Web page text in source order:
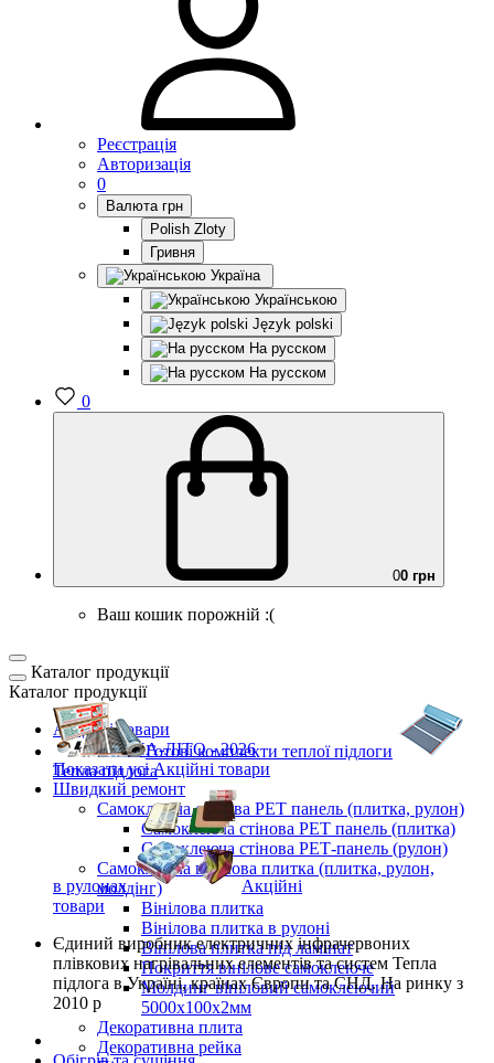
Реєстрація
Авторизація
0
Валюта грн
Polish Zloty
Гривня
Україна
Українською
Język polski
На русском
На русском
0
00 грн
Ваш кошик порожній :(
Каталог продукції
Каталог продукції
Акційні товари
ВЕСНА-ЛІТО - 2026
Показати усі Акційні товари
Швидкий ремонт
Самоклеюча стінова PET панель (плитка, рулон)
Самоклеюча стінова PET панель (плитка)
Самоклеюча стінова РЕТ-панель (рулон)
Самоклеюча вінілова плитка (плитка, рулон,
молдінг)
Вінілова плитка
Вінілова плитка в рулоні
Вінілова плитка під ламінат
Покриття вінілове самоклеюче
Молдинг вініловий самоклеючий
5000х100х2мм
Декоративна плита
Декоративна рейка
Готові комплекти теплої підлоги
Тепла підлога
в рулонах
Акційні
товари
Єдиний виробникелектричних інфрачервоних
плівкових нагрівальних елементів та систем Тепла
підлога в Україні, країнах Європи та СНД.На ринку з
2010 р